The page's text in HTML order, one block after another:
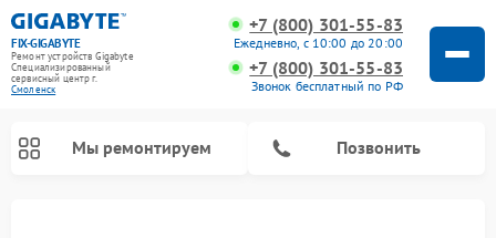
FIX-GIGABYTE
Ремонт устройств Gigabyte
Специализированный
cервисный центр г.
Смоленск
+7 (800) 301-55-83
Ежедневно, с 10:00 до 20:00
+7 (800) 301-55-83
Звонок бесплатный по РФ
Мы ремонтируем Позвонить